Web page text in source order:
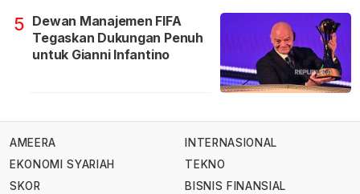
5 Dewan Manajemen FIFA
Tegaskan Dukungan Penuh
untuk Gianni Infantino
AMEERA
EKONOMI SYARIAH
SKOR
INTERNASIONAL
TEKNO
BISNIS FINANSIAL